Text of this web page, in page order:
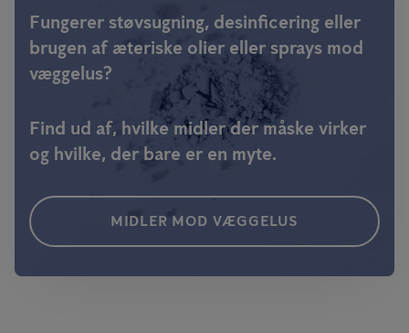
Fungerer støvsugning, desinficering eller
brugen af æteriske olier eller sprays mod
væggelus?
Find ud af, hvilke midler der måske virker
og hvilke, der bare er en myte.
MIDLER MOD VÆGGELUS